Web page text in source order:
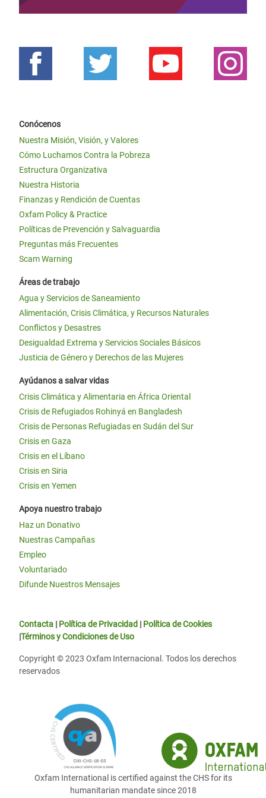
Conócenos
Nuestra Misión, Visión, y Valores
Cómo Luchamos Contra la Pobreza
Estructura Organizativa
Nuestra Historia
Finanzas y Rendición de Cuentas
Oxfam Policy & Practice
Políticas de Prevención y Salvaguardia
Preguntas más Frecuentes
Scam Warning
Áreas de trabajo
Agua y Servicios de Saneamiento
Alimentación, Crisis Climática, y Recursos Naturales
Conflictos y Desastres
Desigualdad Extrema y Servicios Sociales Básicos
Justicia de Género y Derechos de las Mujeres
Ayúdanos a salvar vidas
Crisis Climática y Alimentaria en África Oriental
Crisis de Refugiados Rohinyá en Bangladesh
Crisis de Personas Refugiadas en Sudán del Sur
Crisis en Gaza
Crisis en el Líbano
Crisis en Siria
Crisis en Yemen
Apoya nuestro trabajo
Haz un Donativo
Nuestras Campañas
Empleo
Voluntariado
Difunde Nuestros Mensajes
Contacta | Política de Privacidad | Política de Cookies
|Términos y Condiciones de Uso
Copyright © 2023 Oxfam Internacional. Todos los derechos
reservados
Oxfam International is certified against the CHS for its
humanitarian mandate since 2018